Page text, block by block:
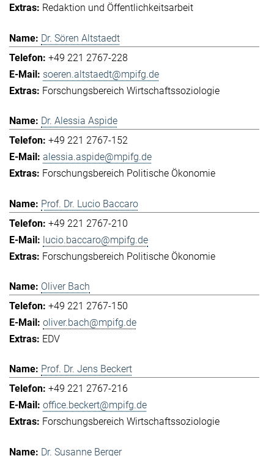
Redaktion und Öffentlichkeitsarbeit
Dr. Sören Altstaedt
+49 221 2767-228
soeren.altstaedt@mpifg.de
Forschungsbereich Wirtschaftssoziologie
Dr. Alessia Aspide
+49 221 2767-152
alessia.aspide@mpifg.de
Forschungsbereich Politische Ökonomie
Prof. Dr. Lucio Baccaro
+49 221 2767-210
lucio.baccaro@mpifg.de
Forschungsbereich Politische Ökonomie
Oliver Bach
+49 221 2767-150
oliver.bach@mpifg.de
EDV
Prof. Dr. Jens Beckert
+49 221 2767-216
office.beckert@mpifg.de
Forschungsbereich Wirtschaftssoziologie
Dr. Susanne Berger